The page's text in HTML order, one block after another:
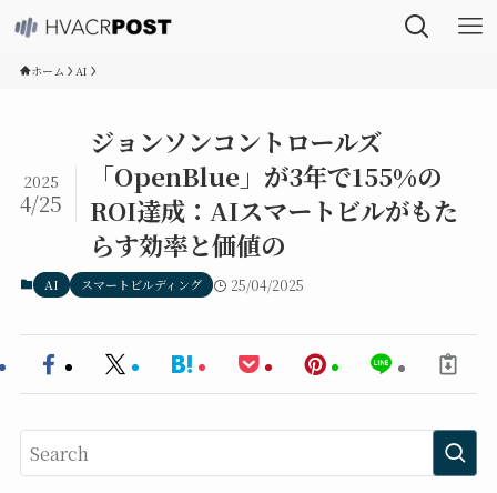
ホーム AI
ジョンソンコントロールズ
「OpenBlue」が3年で155%の
ROI達成：AIスマートビルがもた
らす効率と価値の
2025
4/25
AI スマートビルディング 25/04/2025